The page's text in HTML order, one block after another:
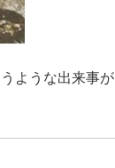
ような出来事が